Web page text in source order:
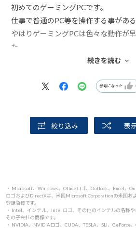
初めてのゲーミングPCです。
仕事で普通のPC等を操作する事がある
やはりゲーミングPCは色々な動作が
た。
続きを読む
参考になった
絞り込み 表
・ Microsoft、Windows、Officeロゴ、Outlook、Excel、
ロゴおよびDirectXは、米国Microsoft Corporationの米国お
登録商標です。
・ Intel、インテル、Intel ロゴ、その他のインテルの名称
その子会社の商標です。
・ NVIDIA、NVIDIAロゴ、CUDA、TESLA、SLI、GeForce